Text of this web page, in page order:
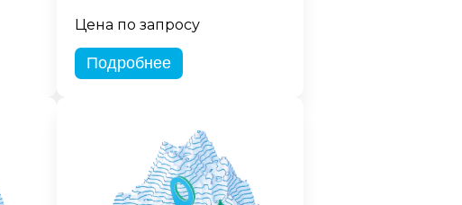
Цена по запросу
Подробнее